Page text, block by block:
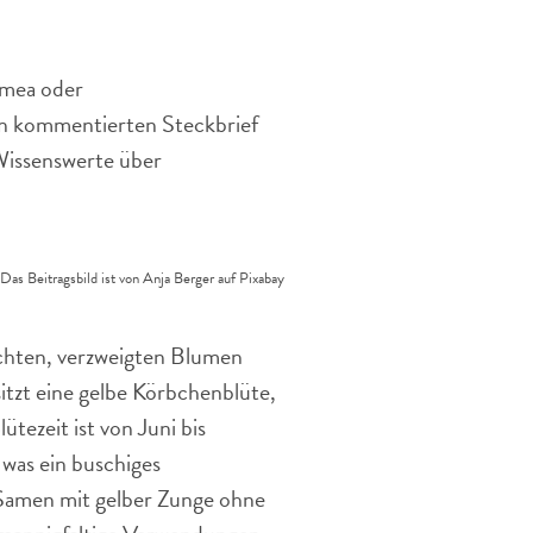
oder
kommentierten Steckbrief
über
Das Beitragsbild ist von Anja Berger auf Pixabay
verzweigten Blumen
eine gelbe Körbchenblüte,
ist von Juni bis
ein buschiges
mit gelber Zunge ohne